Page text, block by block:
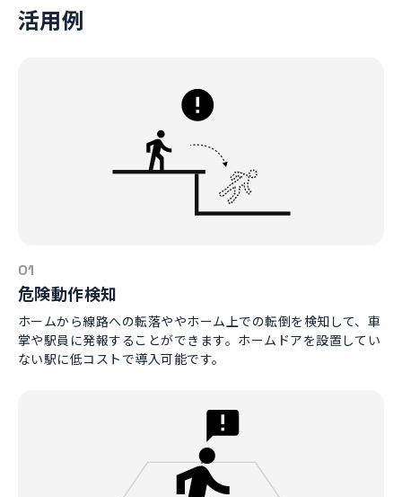
活用例
01
危険動作検知
ホームから線路への転落ややホーム上での転倒を検知して、車
掌や駅員に発報することができます。ホームドアを設置してい
ない駅に低コストで導入可能です。